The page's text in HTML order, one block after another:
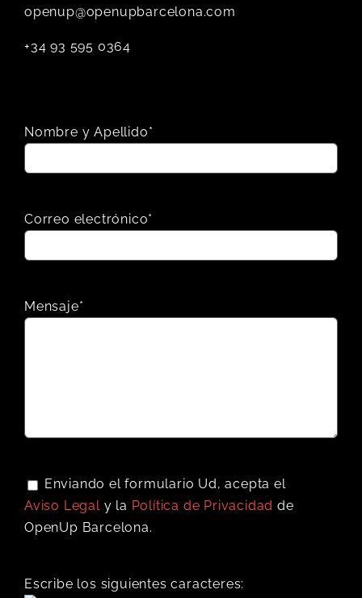
openup@openupbarcelona.com
+34 93 595 0364
Nombre y Apellido*
Correo electrónico*
Mensaje*
Enviando el formulario Ud, acepta el
Aviso Legaly la Política de Privacidad de
OpenUp Barcelona.
Escribe los siguientes caracteres: